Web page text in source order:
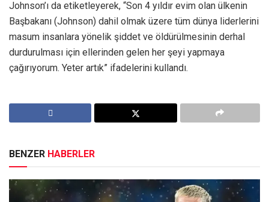
Johnson’ı da etiketleyerek, “Son 4 yıldır evim olan ülkenin
Başbakanı (Johnson) dahil olmak üzere tüm dünya liderlerini
masum insanlara yönelik şiddet ve öldürülmesinin derhal
durdurulması için ellerinden gelen her şeyi yapmaya
çağırıyorum. Yeter artık” ifadelerini kullandı.
BENZER HABERLER